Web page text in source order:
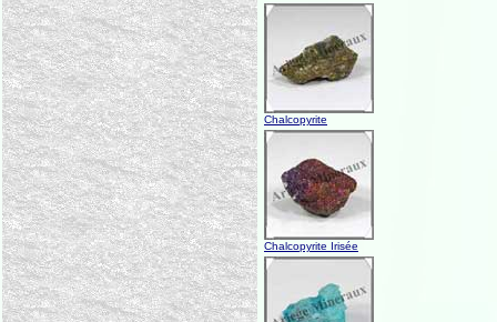
Chalcopyrite
Chalcopyrite Irisée